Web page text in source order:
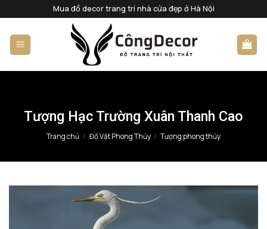
qua
nội
dung
Mua đồ decor trang trí nhà cửa đẹp ở Hà Nội
Tượng Hạc Trường Xuân Thanh Cao
Trang chủ / Đồ Vật Phong Thủy / Tượng phong thủy